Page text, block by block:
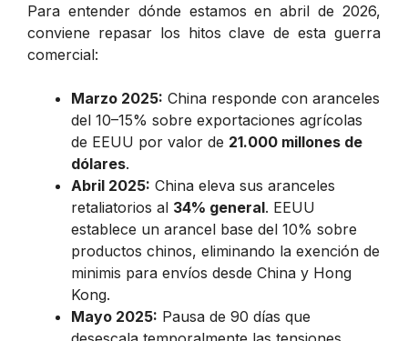
Para entender dónde estamos en abril de 2026,
conviene repasar los hitos clave de esta guerra
comercial:
Marzo 2025: China responde con aranceles
del 10–15% sobre exportaciones agrícolas
de EEUU por valor de 21.000 millones de
dólares.
Abril 2025: China eleva sus aranceles
retaliatorios al 34% general. EEUU
establece un arancel base del 10% sobre
productos chinos, eliminando la exención de
minimis para envíos desde China y Hong
Kong.
Mayo 2025: Pausa de 90 días que